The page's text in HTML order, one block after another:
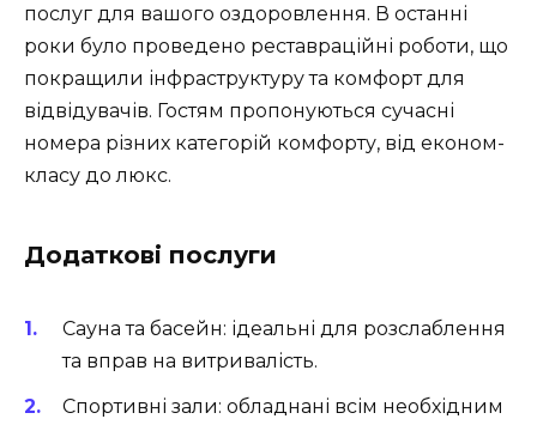
послуг для вашого оздоровлення. В останні
роки було проведено реставраційні роботи, що
покращили інфраструктуру та комфорт для
відвідувачів. Гостям пропонуються сучасні
номера різних категорій комфорту, від економ-
класу до люкс.
Додаткові послуги
Сауна та басейн: ідеальні для розслаблення
та вправ на витривалість.
Спортивні зали: обладнані всім необхідним